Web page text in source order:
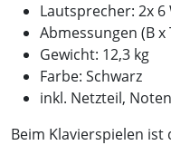
Lautsprecher: 2x 6
Abmessungen (B x
Gewicht: 12,3 kg
Farbe: Schwarz
inkl. Netzteil,
Beim Klavierspielen